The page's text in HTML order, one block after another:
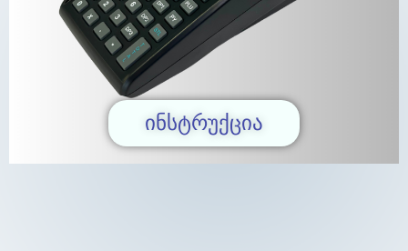
ᲘᲜᲡᲢᲠᲣᲥᲪᲘᲐ